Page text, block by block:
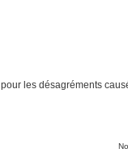
les désagréments